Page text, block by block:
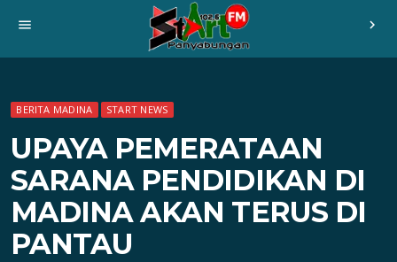
menu chevron_right
BERITA MADINA START NEWS
UPAYA PEMERATAAN
SARANA PENDIDIKAN DI
MADINA AKAN TERUS DI
PANTAU